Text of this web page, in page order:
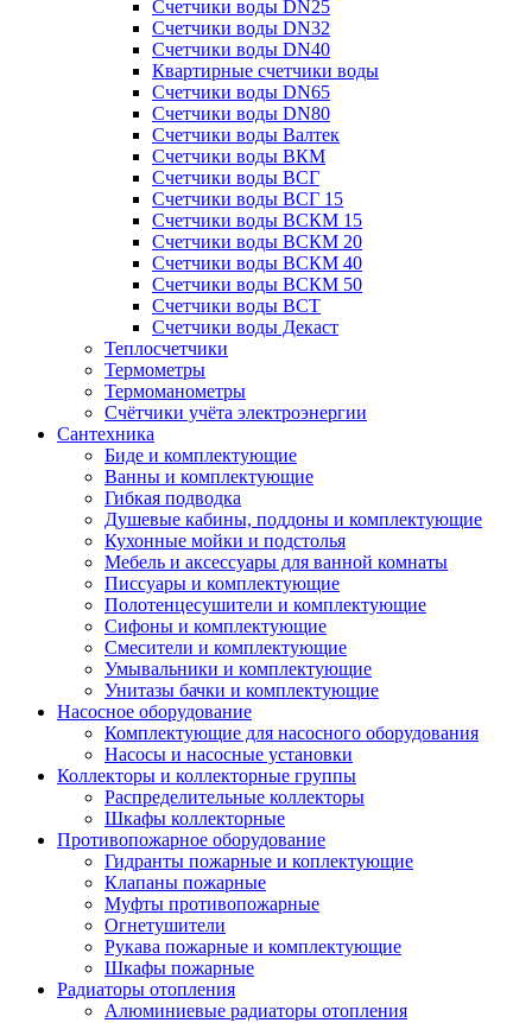
Счетчики воды DN25
Счетчики воды DN32
Счетчики воды DN40
Квартирные счетчики воды
Счетчики воды DN65
Счетчики воды DN80
Счетчики воды Валтек
Счетчики воды ВКМ
Счетчики воды ВСГ
Счетчики воды ВСГ 15
Счетчики воды ВСКМ 15
Счетчики воды ВСКМ 20
Счетчики воды ВСКМ 40
Счетчики воды ВСКМ 50
Счетчики воды ВСТ
Счетчики воды Декаст
Теплосчетчики
Термометры
Термоманометры
Счётчики учёта электроэнергии
Сантехника
Биде и комплектующие
Ванны и комплектующие
Гибкая подводка
Душевые кабины, поддоны и комплектующие
Кухонные мойки и подстолья
Мебель и аксессуары для ванной комнаты
Писсуары и комплектующие
Полотенцесушители и комплектующие
Сифоны и комплектующие
Смесители и комплектующие
Умывальники и комплектующие
Унитазы бачки и комплектующие
Насосное оборудование
Комплектующие для насосного оборудования
Насосы и насосные установки
Коллекторы и коллекторные группы
Распределительные коллекторы
Шкафы коллекторные
Противопожарное оборудование
Гидранты пожарные и коплектующие
Клапаны пожарные
Муфты противопожарные
Огнетушители
Рукава пожарные и комплектующие
Шкафы пожарные
Радиаторы отопления
Алюминиевые радиаторы отопления